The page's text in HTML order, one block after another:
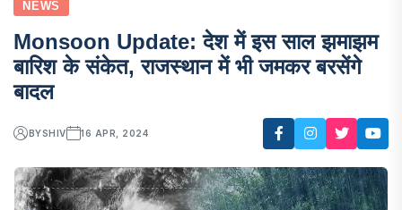
NEWS
Monsoon Update: देश में इस साल झमाझम
बारिश के संकेत, राजस्थान में भी जमकर बरसेंगे
बादल
BYSHIV 16 APR, 2024